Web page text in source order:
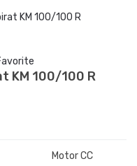
KM 100/100 R
Motor CC